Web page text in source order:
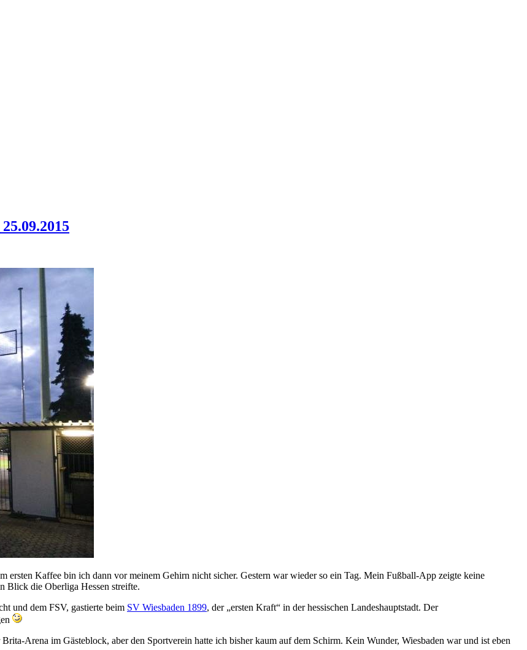
ersten Kaffee bin ich dann vor meinem Gehirn nicht sicher. Gestern war wieder so ein Tag. Mein Fußball-App zeigte keine
Blick die Oberliga Hessen streifte.
und dem FSV, gastierte beim SV Wiesbaden 1899, der „ersten Kraft“ in der hessischen Landeshauptstadt. Der
Arena im Gästeblock, aber den Sportverein hatte ich bisher kaum auf dem Schirm. Kein Wunder, Wiesbaden war und ist eben